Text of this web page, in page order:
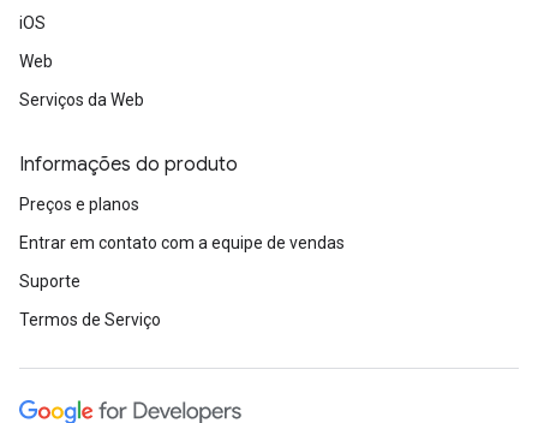
iOS
Web
Serviços da Web
Informações do produto
Preços e planos
Entrar em contato com a equipe de vendas
Suporte
Termos de Serviço